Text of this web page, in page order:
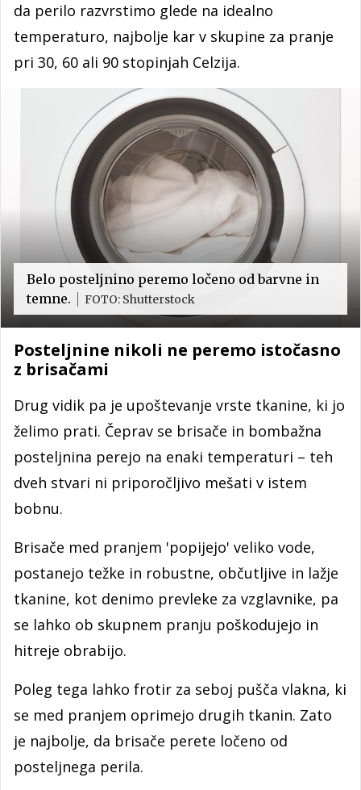
da perilo razvrstimo glede na idealno
temperaturo, najbolje kar v skupine za pranje
pri 30, 60 ali 90 stopinjah Celzija.
Belo posteljnino peremo ločeno od barvne in
temne.
FOTO: Shutterstock
Posteljnine nikoli ne peremo istočasno
z brisačami
Drug vidik pa je upoštevanje vrste tkanine, ki jo
želimo prati. Čeprav se brisače in bombažna
posteljnina perejo na enaki temperaturi – teh
dveh stvari ni priporočljivo mešati v istem
bobnu.
Brisače med pranjem 'popijejo' veliko vode,
postanejo težke in robustne, občutljive in lažje
tkanine, kot denimo prevleke za vzglavnike, pa
se lahko ob skupnem pranju poškodujejo in
hitreje obrabijo.
Poleg tega lahko frotir za seboj pušča vlakna, ki
se med pranjem oprimejo drugih tkanin. Zato
je najbolje, da brisače perete ločeno od
posteljnega perila.